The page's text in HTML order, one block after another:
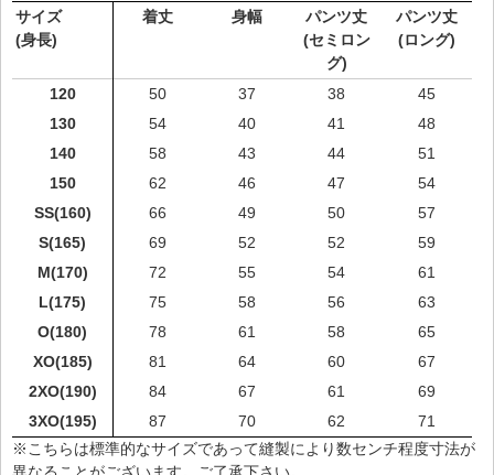
サイズ
(身長)
着丈 身幅
パンツ丈
(セミロン
グ)
パンツ丈
(ロング)
120 50 37 38
45
130
54 40 41
48
140
58 43 44
51
150
62 46 47
54
SS(160)
66 49 50
57
S(165)
69 52 52
59
M(170)
72 55 54
61
L(175)
75 58 56
63
O(180)
78 61 58
65
XO(185)
81 64 60
67
2XO(190)
84 67 61
69
3XO(195)
87 70 62
71
※こちらは標準的なサイズであって縫製により数センチ程度寸法が
異なることがございます。ご了承下さい。